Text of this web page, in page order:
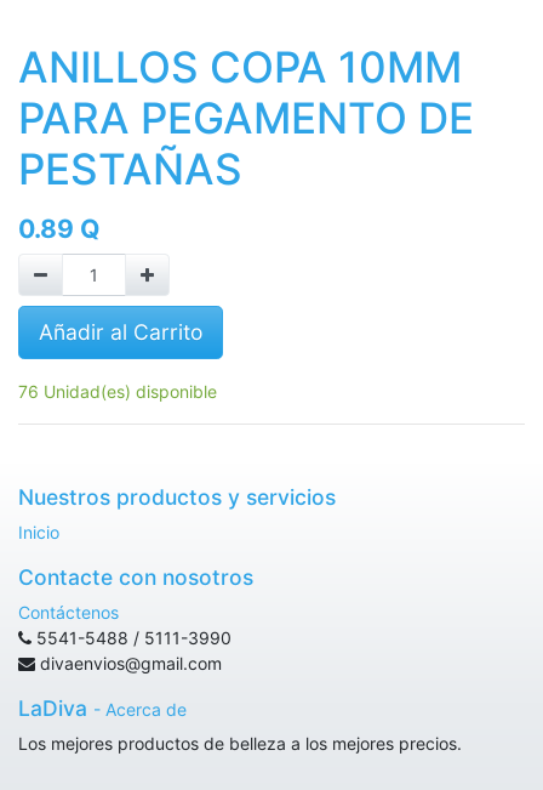
ANILLOS COPA 10MM
PARA PEGAMENTO DE
PESTAÑAS
0.89 Q
Añadir al Carrito
76 Unidad(es) disponible
Nuestros productos y servicios
Inicio
Contacte con nosotros
Contáctenos
5541-5488 / 5111-3990
divaenvios@gmail.com
LaDiva - Acerca de
Los mejores productos de belleza a los mejores precios.